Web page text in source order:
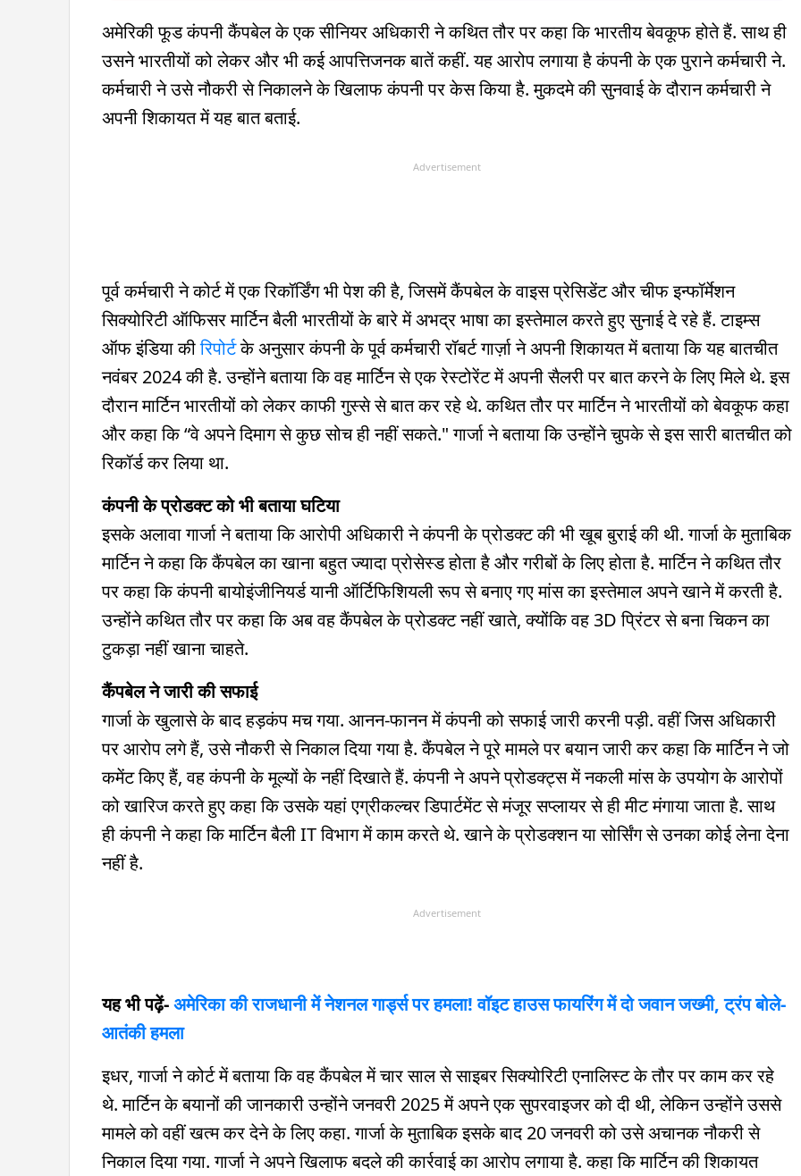
अमेरिकी फूड कंपनी कैंपबेल के एक सीनियर अधिकारी ने कथित तौर पर कहा कि भारतीय बेवकूफ होते हैं. साथ ही
उसने भारतीयों को लेकर और भी कई आपत्तिजनक बातें कहीं. यह आरोप लगाया है कंपनी के एक पुराने कर्मचारी ने.
कर्मचारी ने उसे नौकरी से निकालने के खिलाफ कंपनी पर केस किया है. मुकदमे की सुनवाई के दौरान कर्मचारी ने
अपनी शिकायत में यह बात बताई.
Advertisement
पूर्व कर्मचारी ने कोर्ट में एक रिकॉर्डिंग भी पेश की है, जिसमें कैंपबेल के वाइस प्रेसिडेंट और चीफ इन्फॉर्मेशन
सिक्योरिटी ऑफिसर मार्टिन बैली भारतीयों के बारे में अभद्र भाषा का इस्तेमाल करते हुए सुनाई दे रहे हैं. टाइम्स
ऑफ इंडिया कीरिपोर्टके अनुसार कंपनी के पूर्व कर्मचारी रॉबर्ट गार्ज़ा ने अपनी शिकायत में बताया कि यह बातचीत
नवंबर 2024 की है. उन्होंने बताया कि वह मार्टिन से एक रेस्टोरेंट में अपनी सैलरी पर बात करने के लिए मिले थे. इस
दौरान मार्टिन भारतीयों को लेकर काफी गुस्से से बात कर रहे थे. कथित तौर पर मार्टिन ने भारतीयों को बेवकूफ कहा
और कहा कि “वे अपने दिमाग से कुछ सोच ही नहीं सकते." गार्जा ने बताया कि उन्होंने चुपके से इस सारी बातचीत को
रिकॉर्ड कर लिया था.
कंपनी के प्रोडक्ट को भी बताया घटिया
इसके अलावा गार्जा ने बताया कि आरोपी अधिकारी ने कंपनी के प्रोडक्ट की भी खूब बुराई की थी. गार्जा के मुताबिक
मार्टिन ने कहा कि कैंपबेल का खाना बहुत ज्यादा प्रोसेस्ड होता है और गरीबों के लिए होता है. मार्टिन ने कथित तौर
पर कहा कि कंपनी बायोइंजीनियर्ड यानी ऑर्टिफिशियली रूप से बनाए गए मांस का इस्तेमाल अपने खाने में करती है.
उन्होंने कथित तौर पर कहा कि अब वह कैंपबेल के प्रोडक्ट नहीं खाते, क्योंकि वह 3D प्रिंटर से बना चिकन का
टुकड़ा नहीं खाना चाहते.
कैंपबेल ने जारी की सफाई
गार्जा के खुलासे के बाद हड़कंप मच गया. आनन-फानन में कंपनी को सफाई जारी करनी पड़ी. वहीं जिस अधिकारी
पर आरोप लगे हैं, उसे नौकरी से निकाल दिया गया है. कैंपबेल ने पूरे मामले पर बयान जारी कर कहा कि मार्टिन ने जो
कमेंट किए हैं, वह कंपनी के मूल्यों के नहीं दिखाते हैं. कंपनी ने अपने प्रोडक्ट्स में नकली मांस के उपयोग के आरोपों
को खारिज करते हुए कहा कि उसके यहां एग्रीकल्चर डिपार्टमेंट से मंजूर सप्लायर से ही मीट मंगाया जाता है. साथ
ही कंपनी ने कहा कि मार्टिन बैली IT विभाग में काम करते थे. खाने के प्रोडक्शन या सोर्सिंग से उनका कोई लेना देना
नहीं है.
Advertisement
यह भी पढ़ें-अमेरिका की राजधानी में नेशनल गार्ड्स पर हमला! वॉइट हाउस फायरिंग में दो जवान जख्मी, ट्रंप बोले-
आतंकी हमला
इधर, गार्जा ने कोर्ट में बताया कि वह कैंपबेल में चार साल से साइबर सिक्योरिटी एनालिस्ट के तौर पर काम कर रहे
थे. मार्टिन के बयानों की जानकारी उन्होंने जनवरी 2025 में अपने एक सुपरवाइजर को दी थी, लेकिन उन्होंने उससे
मामले को वहीं खत्म कर देने के लिए कहा. गार्जा के मुताबिक इसके बाद 20 जनवरी को उसे अचानक नौकरी से
निकाल दिया गया. गार्जा ने अपने खिलाफ बदले की कार्रवाई का आरोप लगाया है. कहा कि मार्टिन की शिकायत